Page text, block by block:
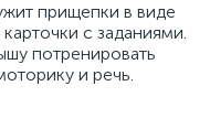
прищепки в виде
с заданиями.
потренировать
и речь.